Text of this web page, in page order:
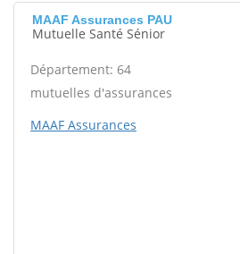
MAAF Assurances PAU
Mutuelle Santé Sénior
Département: 64
mutuelles d'assurances
MAAF Assurances